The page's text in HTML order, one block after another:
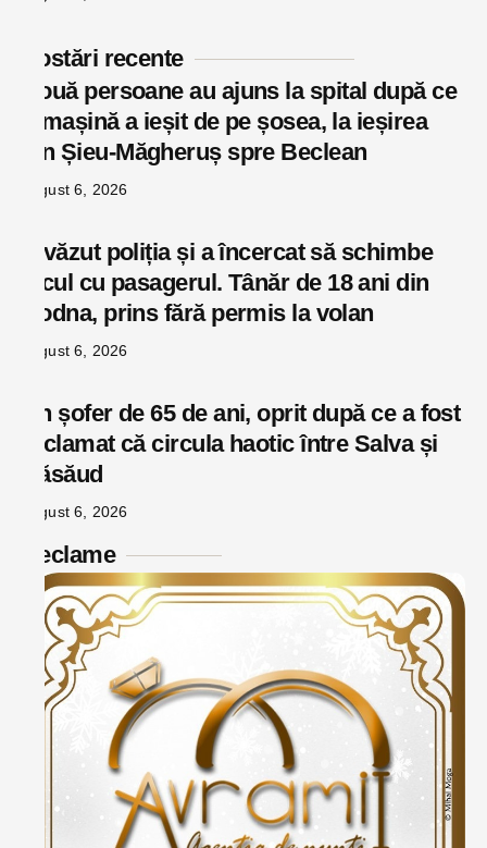
Postări recente
Două persoane au ajuns la spital după ce
o mașină a ieșit de pe șosea, la ieșirea
din Șieu-Măgheruș spre Beclean
august 6, 2026
A văzut poliția și a încercat să schimbe
locul cu pasagerul. Tânăr de 18 ani din
Rodna, prins fără permis la volan
august 6, 2026
Un șofer de 65 de ani, oprit după ce a fost
reclamat că circula haotic între Salva și
Năsăud
august 6, 2026
Reclame